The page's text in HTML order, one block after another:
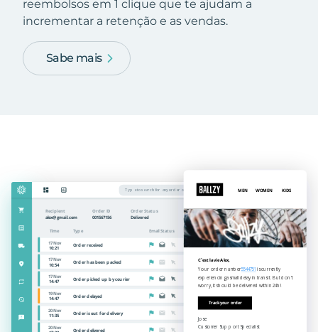
reembolsos em 1 clique que te ajudam a
incrementar a retenção e as vendas.
Sabe mais